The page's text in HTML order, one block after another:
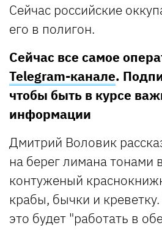
Сейчас российские
его в полигон.
Сейчас все самое
Telegram-канале.
чтобы быть в курсе
информации
Дмитрий Воловик
на берег лимана тонами
контуженый
крабы, бычки и
это будет "работать в